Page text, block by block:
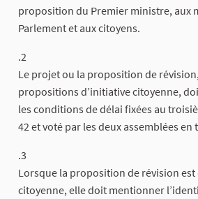
proposition du Premier ministre, aux
Parlement et aux citoyens.
.2
Le projet ou la proposition de
propositions d’initiative citoyenne,
les conditions de délai fixées au
42 et voté par les deux assemblées
.3
Lorsque la proposition de révision est
citoyenne, elle doit mentionner